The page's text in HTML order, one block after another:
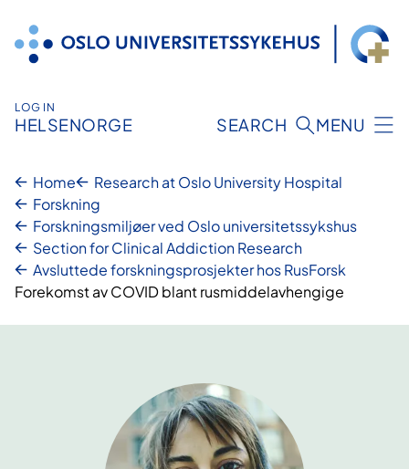
innhold
LOG IN
HELSENORGE SEARCH MENU
Home
Research at Oslo University Hospital
Forskning
Forskningsmiljøer ved Oslo universitetssykshus
Section for Clinical Addiction Research
Avsluttede forskningsprosjekter hos RusForsk
Forekomst av COVID blant rusmiddelavhengige